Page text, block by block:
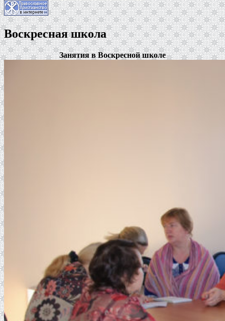
Воскресная школа
Занятия в Воскресной школе